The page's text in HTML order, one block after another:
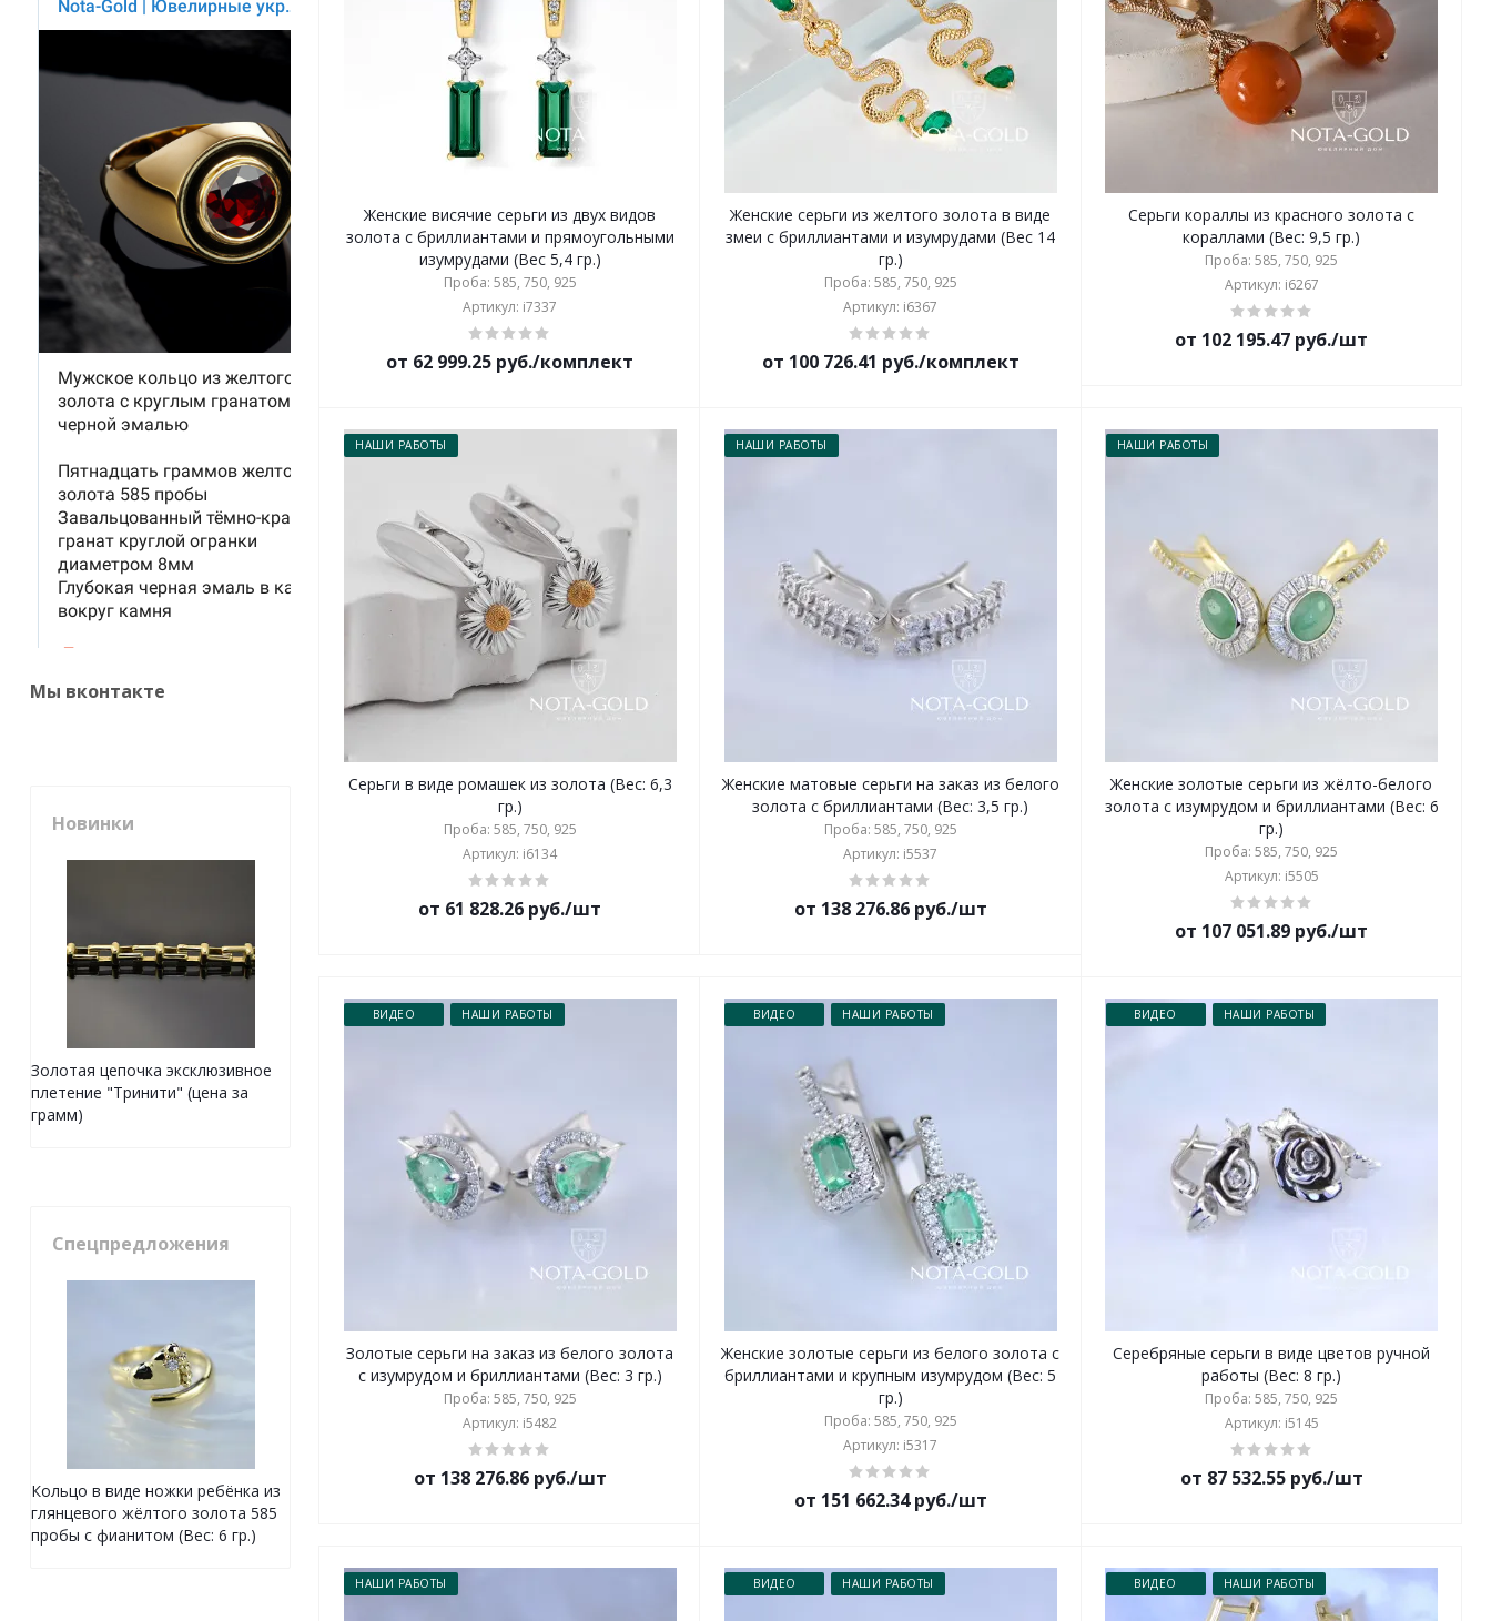
Женские висячие серьги из двух видов
золота с бриллиантами и прямоугольными
изумрудами (Вес 5,4 гр.)
Проба: 585, 750, 925
Артикул: i7337
от 62 999.25 руб./комплект
Женские серьги из желтого золота в виде
змеи с бриллиантами и изумрудами (Вес 14
гр.)
Проба: 585, 750, 925
Артикул: i6367
от 100 726.41 руб./комплект
Серьги кораллы из красного золота с
кораллами (Вес: 9,5 гр.)
Проба: 585, 750, 925
Артикул: i6267
от 102 195.47 руб./шт
НАШИ РАБОТЫ
Серьги в виде ромашек из золота (Вес: 6,3
гр.)
Проба: 585, 750, 925
Артикул: i6134
от 61 828.26 руб./шт
НАШИ РАБОТЫ
Женские матовые серьги на заказ из белого
золота с бриллиантами (Вес: 3,5 гр.)
Проба: 585, 750, 925
Артикул: i5537
от 138 276.86 руб./шт
НАШИ РАБОТЫ
Женские золотые серьги из жёлто-белого
золота с изумрудом и бриллиантами (Вес: 6
гр.)
Проба: 585, 750, 925
Артикул: i5505
от 107 051.89 руб./шт
ВИДЕО НАШИ РАБОТЫ
Золотые серьги на заказ из белого золота
с изумрудом и бриллиантами (Вес: 3 гр.)
Проба: 585, 750, 925
Артикул: i5482
от 138 276.86 руб./шт
ВИДЕО НАШИ РАБОТЫ
Женские золотые серьги из белого золота с
бриллиантами и крупным изумрудом (Вес: 5
гр.)
Проба: 585, 750, 925
Артикул: i5317
от 151 662.34 руб./шт
ВИДЕО НАШИ РАБОТЫ
Серебряные серьги в виде цветов ручной
работы (Вес: 8 гр.)
Проба: 585, 750, 925
Артикул: i5145
от 87 532.55 руб./шт
НАШИ РАБОТЫ ВИДЕО НАШИ РАБОТЫ ВИДЕО НАШИ РАБОТЫ
Мы вконтакте
Новинки
Золотая цепочка эксклюзивное
плетение "Тринити" (цена за
грамм)
Спецпредложения
Кольцо в виде ножки ребёнка из
глянцевого жёлтого золота 585
пробы с фианитом (Вес: 6 гр.)